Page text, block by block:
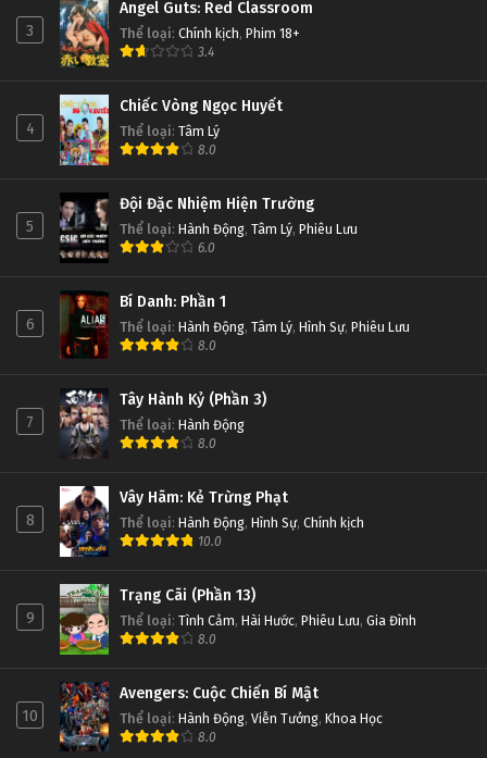
3
Angel Guts: Red Classroom
Thể loại: Chính kịch, Phim 18+
3.4
4
Chiếc Vòng Ngọc Huyết
Thể loại: Tâm Lý
8.0
5
Đội Đặc Nhiệm Hiện Trường
Thể loại: Hành Động, Tâm Lý, Phiêu Lưu
6.0
6
Bí Danh: Phần 1
Thể loại: Hành Động, Tâm Lý, Hình Sự, Phiêu Lưu
8.0
7
Tây Hành Kỷ (Phần 3)
Thể loại: Hành Động
8.0
8
Vây Hãm: Kẻ Trừng Phạt
Thể loại: Hành Động, Hình Sự, Chính kịch
10.0
9
Trạng Cãi (Phần 13)
Thể loại: Tình Cảm, Hài Hước, Phiêu Lưu, Gia Đình
8.0
10
Avengers: Cuộc Chiến Bí Mật
Thể loại: Hành Động, Viễn Tưởng, Khoa Học
8.0